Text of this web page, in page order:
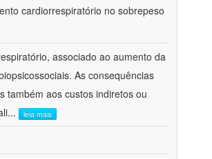
cardiorrespiratório no sobrepeso
associado ao aumento da
As consequências
também aos custos indiretos ou
... leia mais